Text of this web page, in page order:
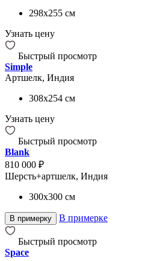
298x255 см
Узнать цену
Быстрый просмотр
Simple
Артшелк, Индия
308x254 см
Узнать цену
Быстрый просмотр
Blank
810 000 ₽
Шерсть+артшелк, Индия
300x300 см
В примерку В примерке
Быстрый просмотр
Space